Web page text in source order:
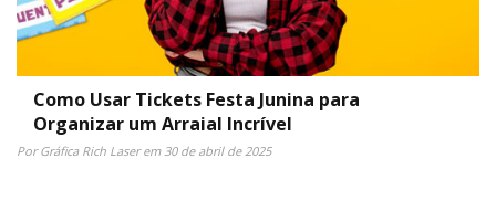
Como Usar Tickets Festa Junina para
Organizar um Arraial Incrível
Por Gráfica Rich Laser em 30 de abril de 2025